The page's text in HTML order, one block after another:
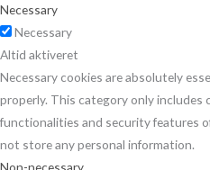
Necessary
Necessary
Altid aktiveret
Necessary cookies are absolutely
properly. This category only includes
functionalities and security features
not store any personal information.
Non-necessary